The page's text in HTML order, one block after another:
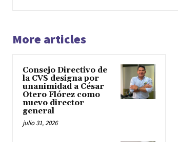
More articles
Consejo Directivo de
la CVS designa por
unanimidad a César
Otero Flórez como
nuevo director
general
julio 31, 2026